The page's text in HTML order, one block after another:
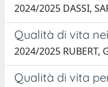
2024/2025 DASSI,
Qualità di vita
2024/2025 RUBERT,
Qualità di vita